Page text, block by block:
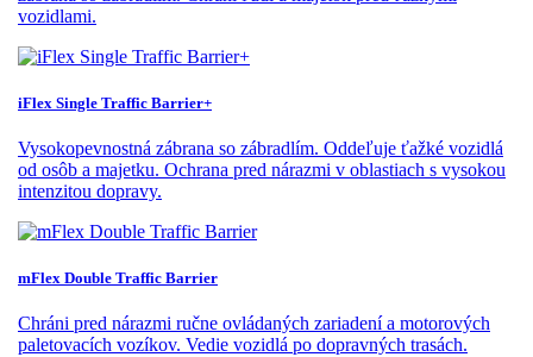
vozidlami.
iFlex Single Traffic Barrier+
Vysokopevnostná zábrana so zábradlím. Oddeľuje ťažké vozidlá
od osôb a majetku. Ochrana pred nárazmi v oblastiach s vysokou
intenzitou dopravy.
mFlex Double Traffic Barrier
Chráni pred nárazmi ručne ovládaných zariadení a motorových
paletovacích vozíkov. Vedie vozidlá po dopravných trasách.